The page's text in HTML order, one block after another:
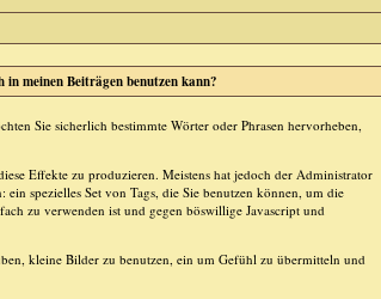
meinen Beiträgen benutzen kann?
Sie sicherlich bestimmte Wörter oder Phrasen hervorheben,
Effekte zu produzieren. Meistens hat jedoch der Administrator
spezielles Set von Tags, die Sie benutzen können, um die
zu verwenden ist und gegen böswillige Javascript und
kleine Bilder zu benutzen, ein um Gefühl zu übermitteln und